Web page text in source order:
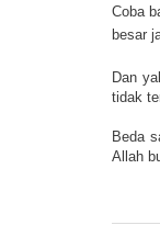
Coba
besar
Dan
tidak
Beda
Allah